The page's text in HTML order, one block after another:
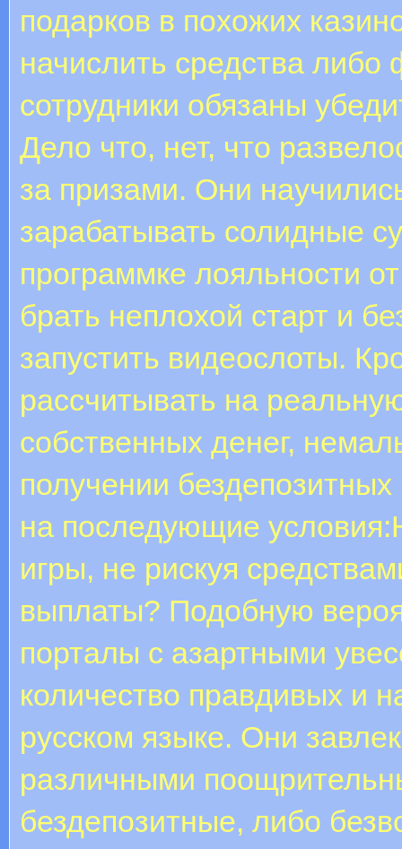
подарков в похожих
начислить средства
сотрудники обязаны
Дело что, нет, что
за призами. Они
зарабатывать солидные
программке лояльности
брать неплохой старт и
запустить видеослоты.
рассчитывать на
собственных денег,
получении
на последующие
игры, не рискуя
выплаты? Подобную
порталы с азартными
количество правдивых и
русском языке. Они
различными
бездепозитные, либо